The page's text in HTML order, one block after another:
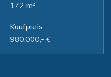
172 m²
Kaufpreis
980.000,- €